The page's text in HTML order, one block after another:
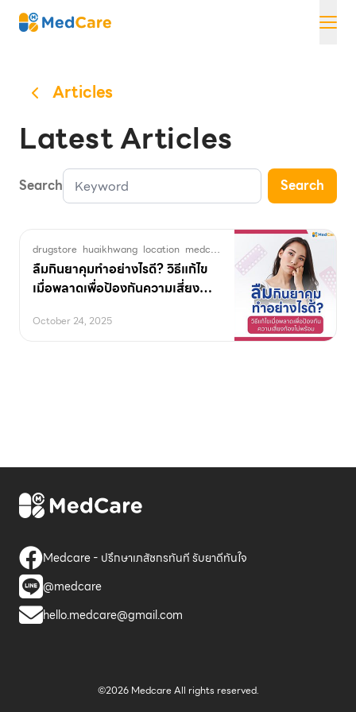
Skip
MedCare
Articles
Latest Articles
Search Search
drugstore huaikhwang location medcare mercilon pharmacy
ลืมกินยาคุมทำอย่างไรดี? วิธีแก้ไข
เมื่อพลาดเพื่อป้องกันความเสี่ยง
October 24, 2025
Medcare - ปรึกษาเภสัชกรทันที รับยาดีทันใจ
@medcare
hello.medcare@gmail.com
©2026 Medcare All rights reserved.